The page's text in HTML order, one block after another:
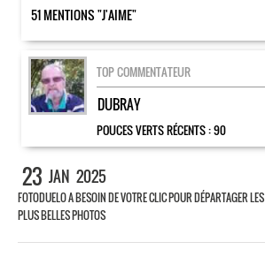
51 MENTIONS "J'AIME"
TOP COMMENTATEUR
DUBRAY
POUCES VERTS RÉCENTS :90
23 JAN 2025
FOTODUELO A BESOIN DE VOTRE CLIC POUR DÉPARTAGER LES
PLUS BELLES PHOTOS